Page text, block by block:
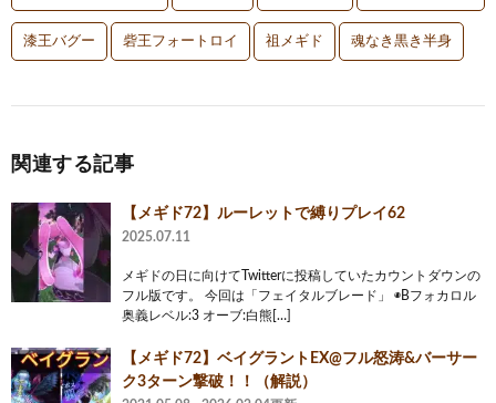
漆王バグー 砦王フォートロイ 祖メギド 魂なき黒き半身
関連する記事
【メギド72】ルーレットで縛りプレイ62
2025.07.11
メギドの日に向けてTwitterに投稿していたカウントダウンの
フル版です。 今回は「フェイタルブレード」 ◉Bフォカロル
奥義レベル:3 オーブ:白熊[…]
【メギド72】ベイグラントEX@フル怒涛&バーサー
ク3ターン撃破！！（解説）